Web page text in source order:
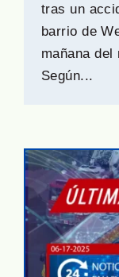
tras un
barrio de
mañana del
Según...